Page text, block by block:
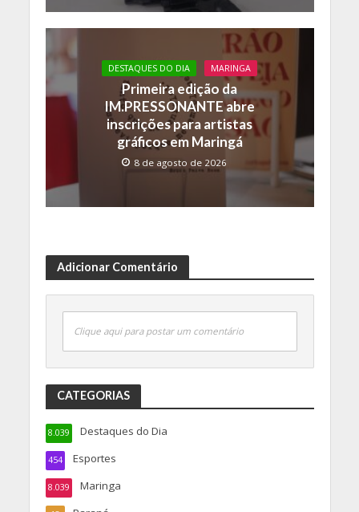
DESTAQUES DO DIA MARINGA
Primeira edição da
IM.PRESSONANTE abre
inscrições para artistas
gráficos em Maringá
8 de agosto de 2026
Adicionar Comentário
Clique aqui para postar um comentário
CATEGORIAS
Destaques do Dia
8.039
Esportes
454
Maringa
8.039